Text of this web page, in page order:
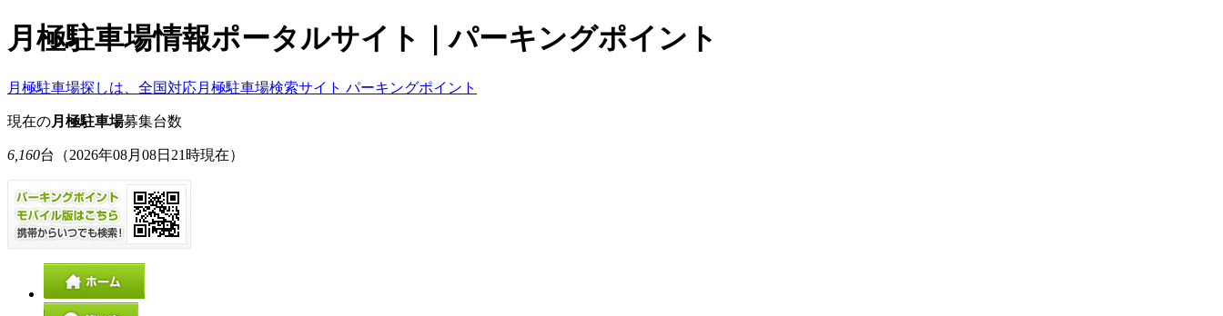
月極駐車場情報ポータルサイト｜パーキングポイント
月極駐車場探しは、全国対応月極駐車場検索サイト パーキングポイント
現在の月極駐車場募集台数
6,160台 （2026年08月08日21時現在）